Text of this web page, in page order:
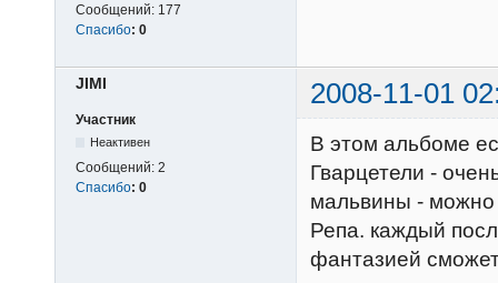
Сообщений: 177
Спасибо: 0
JIMI 2008-11-01
Участник
Неактивен
Сообщений: 2
Спасибо: 0
В этом альбоме
Гварцетели -
мальвины - можно
Репа. каждый
фантазией